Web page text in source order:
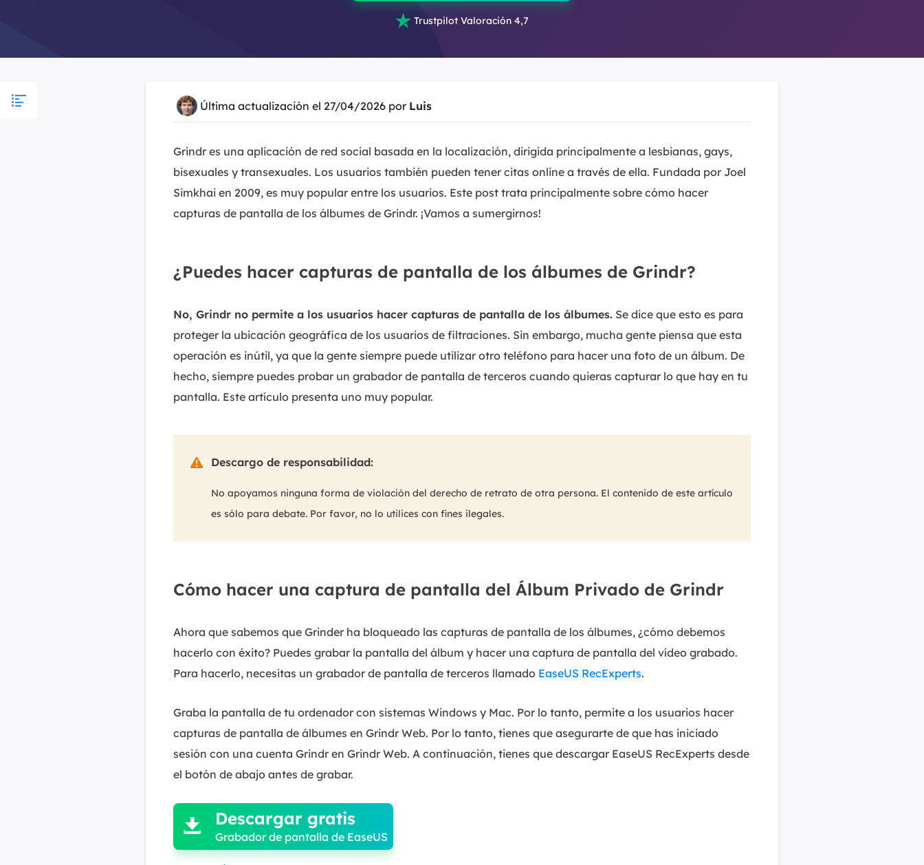
 Trustpilot Valoración 4,7
Última actualización el 27/04/2026 por Luis
Grindr es una aplicación de red social basada en la localización, dirigida principalmente a lesbianas, gays,
bisexuales y transexuales. Los usuarios también pueden tener citas online a través de ella. Fundada por Joel
Simkhai en 2009, es muy popular entre los usuarios. Este post trata principalmente sobre cómo hacer
capturas de pantalla de los álbumes de Grindr. ¡Vamos a sumergirnos!
¿Puedes hacer capturas de pantalla de los álbumes de Grindr?
No, Grindr no permite a los usuarios hacer capturas de pantalla de los álbumes. Se dice que esto es para
proteger la ubicación geográfica de los usuarios de filtraciones. Sin embargo, mucha gente piensa que esta
operación es inútil, ya que la gente siempre puede utilizar otro teléfono para hacer una foto de un álbum. De
hecho, siempre puedes probar un grabador de pantalla de terceros cuando quieras capturar lo que hay en tu
pantalla. Este artículo presenta uno muy popular.
 Descargo de responsabilidad:
No apoyamos ninguna forma de violación del derecho de retrato de otra persona. El contenido de este artículo
es sólo para debate. Por favor, no lo utilices con fines ilegales.
Cómo hacer una captura de pantalla del Álbum Privado de Grindr
Ahora que sabemos que Grinder ha bloqueado las capturas de pantalla de los álbumes, ¿cómo debemos
hacerlo con éxito? Puedes grabar la pantalla del álbum y hacer una captura de pantalla del vídeo grabado.
Para hacerlo, necesitas un grabador de pantalla de terceros llamado EaseUS RecExperts.
Graba la pantalla de tu ordenador con sistemas Windows y Mac. Por lo tanto, permite a los usuarios hacer
capturas de pantalla de álbumes en Grindr Web. Por lo tanto, tienes que asegurarte de que has iniciado
sesión con una cuenta Grindr en Grindr Web. A continuación, tienes que descargar EaseUS RecExperts desde
el botón de abajo antes de grabar.

 Descargar gratis
Grabador de pantalla de EaseUS